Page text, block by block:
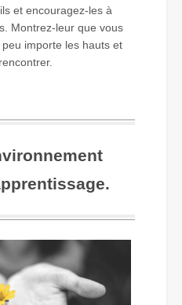
et encouragez-les à
Montrez-leur que vous
importe les hauts et